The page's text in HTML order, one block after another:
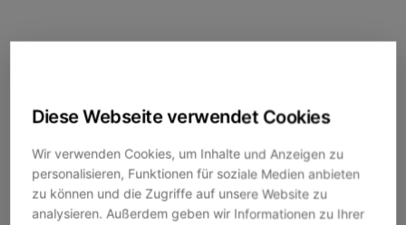
Diese Webseite verwendet Cookies
Wir verwenden Cookies, um Inhalte und Anzeigen zu
personalisieren, Funktionen für soziale Medien anbieten
zu können und die Zugriffe auf unsere Website zu
analysieren. Außerdem geben wir Informationen zu Ihrer